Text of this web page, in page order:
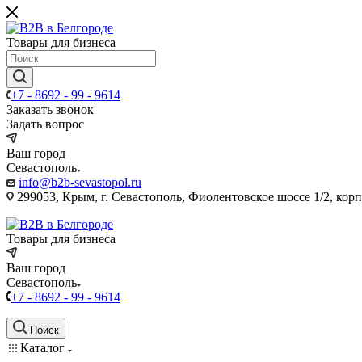
Товары для бизнеса
+7 - 8692 - 99 - 9614
Заказать звонок
Задать вопрос
Ваш город
Севастополь
info@b2b-sevastopol.ru
299053, Крым, г. Севастополь, Фиолентовское шоссе 1/2,
Товары для бизнеса
Ваш город
Севастополь
+7 - 8692 - 99 - 9614
Поиск
Каталог